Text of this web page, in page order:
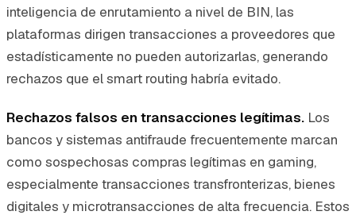
inteligencia de enrutamiento a nivel de BIN, las
plataformas dirigen transacciones a proveedores que
estadísticamente no pueden autorizarlas, generando
rechazos que el smart routing habría evitado.
Rechazos falsos en transacciones legítimas. Los
bancos y sistemas antifraude frecuentemente marcan
como sospechosas compras legítimas en gaming,
especialmente transacciones transfronterizas, bienes
digitales y microtransacciones de alta frecuencia. Estos